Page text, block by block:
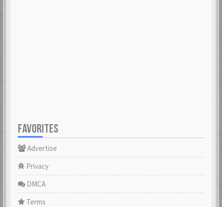
FAVORITES
Advertise
Privacy
DMCA
Terms